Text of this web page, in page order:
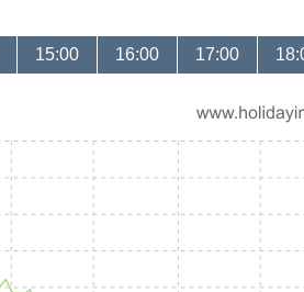
15:00 16:00 17:00